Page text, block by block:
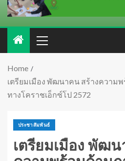
Home
เตรียมเมือง พัฒนาคน สร้างความ
ทางโคราชเอ็กซ์โป 2572
ประชาสัมพันธ์
เตรียมเมือง พัฒ